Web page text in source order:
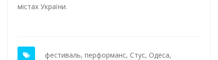
містах України.
фестиваль, перформанс, Стус, Одеса,